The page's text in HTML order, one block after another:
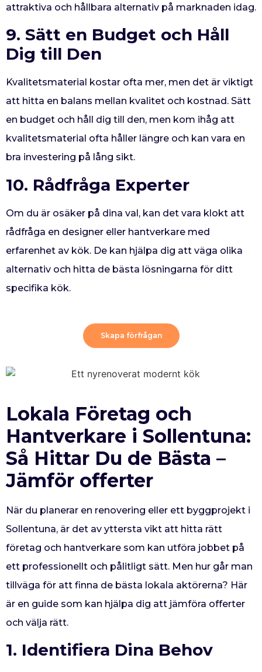
attraktiva och hållbara alternativ på marknaden idag.
9. Sätt en Budget och Håll
Dig till Den
Kvalitetsmaterial kostar ofta mer, men det är viktigt
att hitta en balans mellan kvalitet och kostnad. Sätt
en budget och håll dig till den, men kom ihåg att
kvalitetsmaterial ofta håller längre och kan vara en
bra investering på lång sikt.
10. Rådfråga Experter
Om du är osäker på dina val, kan det vara klokt att
rådfråga en designer eller hantverkare med
erfarenhet av kök. De kan hjälpa dig att väga olika
alternativ och hitta de bästa lösningarna för ditt
specifika kök.
Skapa förfrågan
Lokala Företag och
Hantverkare i Sollentuna:
Så Hittar Du de Bästa –
Jämför offerter
När du planerar en renovering eller ett byggprojekt i
Sollentuna, är det av yttersta vikt att hitta rätt
företag och hantverkare som kan utföra jobbet på
ett professionellt och pålitligt sätt. Men hur går man
tillväga för att finna de bästa lokala aktörerna? Här
är en guide som kan hjälpa dig att jämföra offerter
och välja rätt.
1. Identifiera Dina Behov